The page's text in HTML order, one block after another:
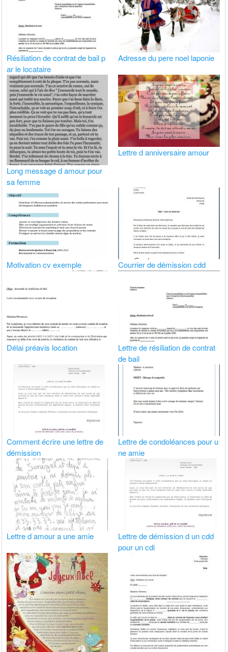
Résiliation de contrat de bail p
ar le locataire
Adresse du pere noel laponie
Long message d amour pour
sa femme
Lettre d anniversaire amour
Motivation cv exemple Courrier de démission cdd
Délai préavis location
Lettre de résiliation de contrat
de bail
Comment écrire une lettre de
démission
Lettre de condoléances pour u
ne amie
Lettre d amour a une amie
Lettre de démission d un cdd
pour un cdi